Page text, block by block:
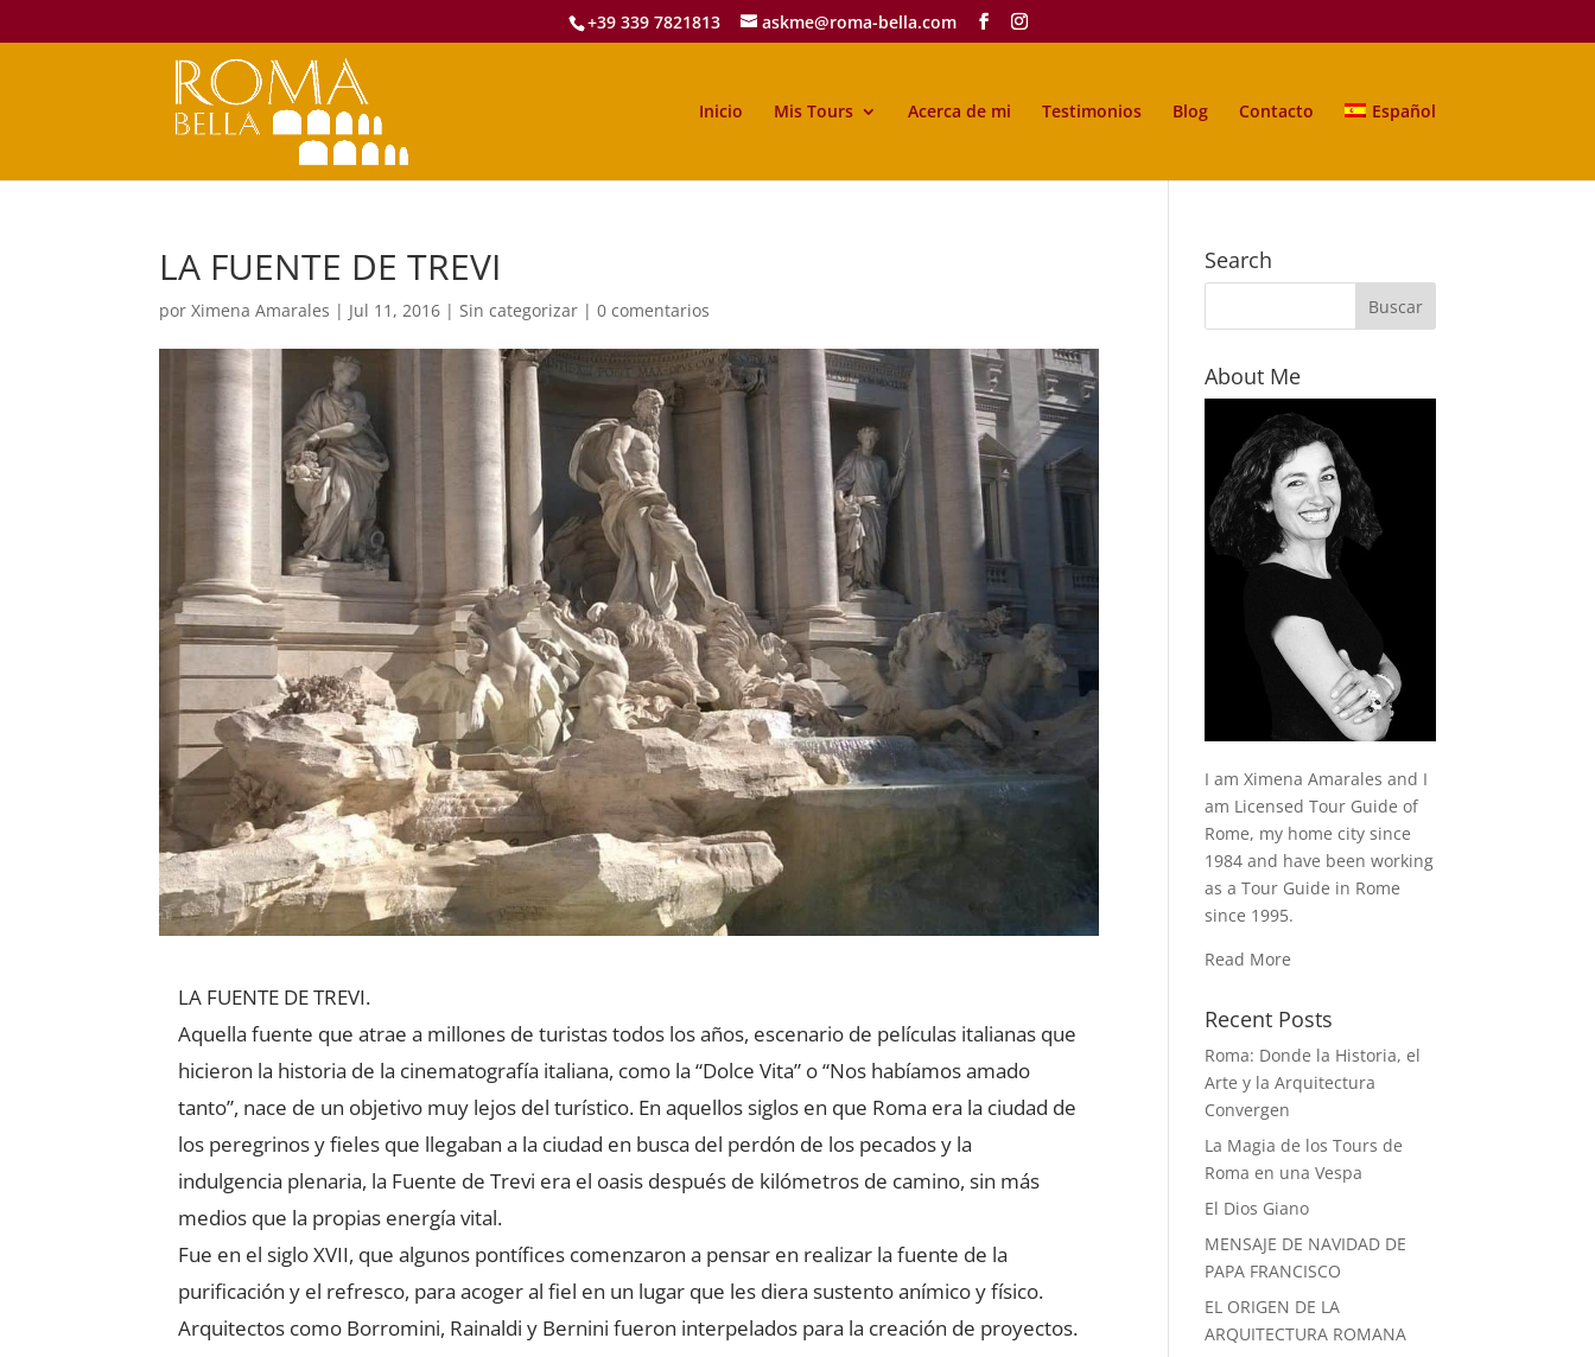
+39 339 7821813 askme@roma-bella.com
Inicio Mis Tours Acerca de mi Testimonios Blog Contacto Español
LA FUENTE DE TREVI
porXimena Amarales | Jul 11, 2016 |Sin categorizar |0 comentarios
LA FUENTE DE TREVI.
Aquella fuente que atrae a millones de turistas todos los años, escenario de películas italianas que
hicieron la historia de la cinematografía italiana, como la “Dolce Vita” o “Nos habíamos amado
tanto”, nace de un objetivo muy lejos del turístico. En aquellos siglos en que Roma era la ciudad de
los peregrinos y fieles que llegaban a la ciudad en busca del perdón de los pecados y la
indulgencia plenaria, la Fuente de Trevi era el oasis después de kilómetros de camino, sin más
medios que la propias energía vital.
Fue en el siglo XVII, que algunos pontífices comenzaron a pensar en realizar la fuente de la
purificación y el refresco, para acoger al fiel en un lugar que les diera sustento anímico y físico.
Arquitectos como Borromini, Rainaldi y Bernini fueron interpelados para la creación de proyectos.
Search
About Me
I am Ximena Amarales and I
am Licensed Tour Guide of
Rome, my home city since
1984 and have been working
as a Tour Guide in Rome
since 1995.
Read More
Recent Posts
Roma: Donde la Historia, el
Arte y la Arquitectura
Convergen
La Magia de los Tours de
Roma en una Vespa
El Dios Giano
MENSAJE DE NAVIDAD DE
PAPA FRANCISCO
EL ORIGEN DE LA
ARQUITECTURA ROMANA